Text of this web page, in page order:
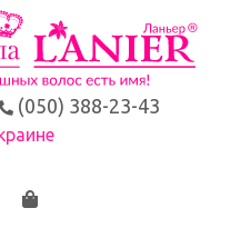
(050) 388-23-43